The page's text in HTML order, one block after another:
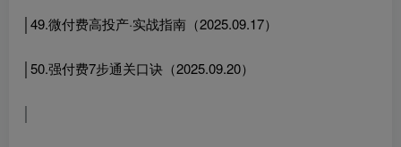
│49.微付费高投产·实战指南（2025.09.17）
│50.强付费7步通关口诀（2025.09.20）